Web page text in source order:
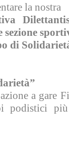
la nostra
sezione
di
a gare
podistici